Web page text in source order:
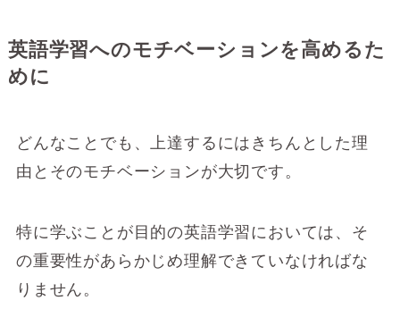
英語学習へのモチベーションを高めるた
めに
どんなことでも、上達するにはきちんとした理
由とそのモチベーションが大切です。
特に学ぶことが目的の英語学習においては、そ
の重要性があらかじめ理解できていなければな
りません。